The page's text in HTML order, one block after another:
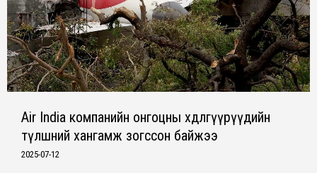
Air India компанийн онгоцны хөдөлгүүрүүдийн
түлшний хангамж зогссон байжээ
2025-07-12